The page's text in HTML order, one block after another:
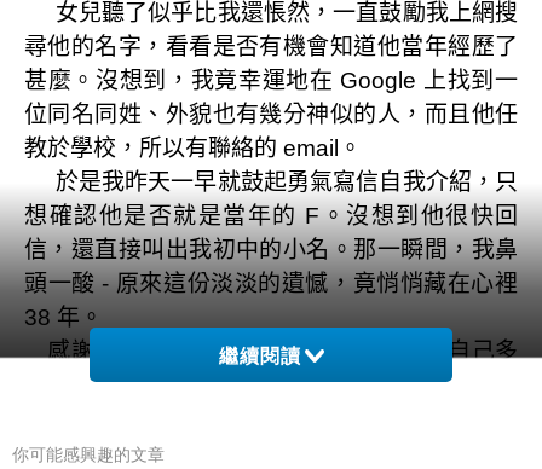
女兒聽了似乎比我還悵然，一直鼓勵我上網搜
尋他的名字，看看是否有機會知道他當年經歷了
甚麼。沒想到，我竟幸運地在 Google 上找到一
位同名同姓、外貌也有幾分神似的人，而且他任
教於學校，所以有聯絡的 email 。
於是我昨天一早就鼓起勇氣寫信自我介紹，只
想確認他是否就是當年的 F。沒想到他很快回
信，還直接叫出我初中的小名。那一瞬間，我鼻
頭一酸 - 原來這份淡淡的遺憾，竟悄悄藏在心裡
38 年。
感謝網路，也感謝女兒的鼓勵。因為她自己多
年前透過社群媒體找回四歲時在台灣幼稚園的好
的緣分。
繼續閱讀
你可能感興趣的文章